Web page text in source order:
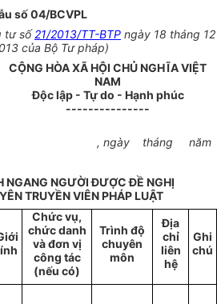
số 04/BCVPL
tư số21/2013/TT-BTP ngày 18 tháng 12
của Bộ Tư pháp)
CỘNG HÒA XÃ HỘI CHỦ NGHĨA VIỆT
NAM
Độc lập - Tự do - Hạnh phúc
---------------
, ngày tháng năm
NGANG NGƯỜI ĐƯỢC ĐỀ NGHỊ
TRUYỀN VIÊN PHÁP LUẬT
Chức vụ,
chức danh
và đơn vị
công tác
(nếu có)
Trình độ
chuyên
môn
Địa
chỉ
liên
hệ
Ghi
chú